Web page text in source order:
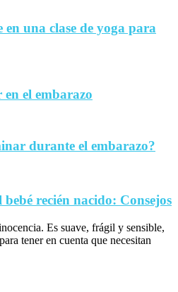
en una clase de yoga para
en el embarazo
durante el embarazo?
recién nacido: Consejos
Es suave, frágil y sensible,
tener en cuenta que necesitan